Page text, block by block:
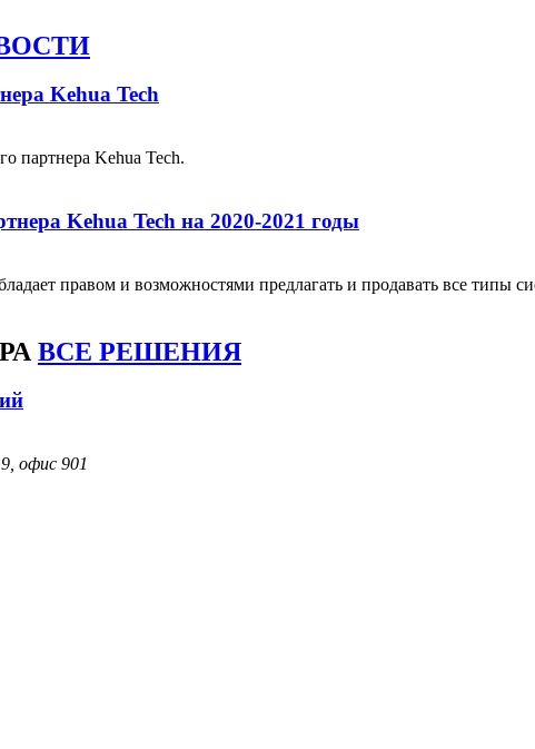
Kehua Tech
партнера Kehua Tech.
Kehua Tech на 2020-2021 годы
правом и возможностями предлагать и продавать все типы
ВСЕ РЕШЕНИЯ
офис 901